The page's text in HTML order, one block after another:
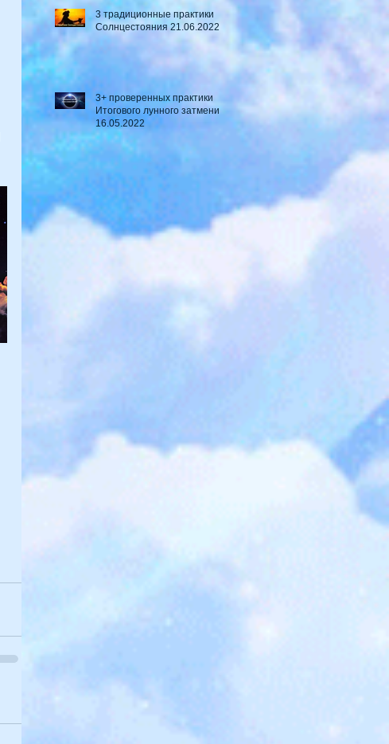
3 традиционные практики
Солнцестояния 21.06.2022
3+ проверенных практики
Итогового лунного затмения
16.05.2022